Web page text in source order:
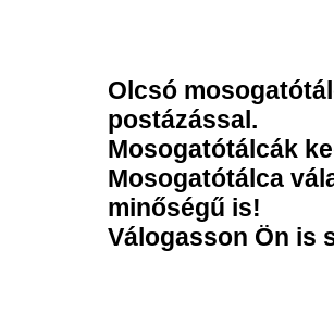
Olcsó
postázással.
Mosogatótálcák
Mosogatótálca
minőségű is!
Válogasson Ön is